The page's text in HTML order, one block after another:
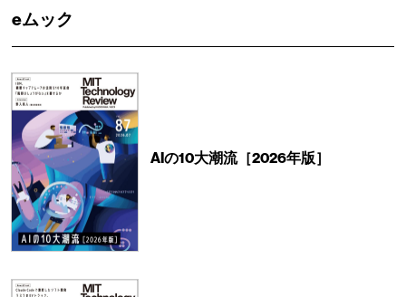
eムック
AIの10大潮流［2026年版］